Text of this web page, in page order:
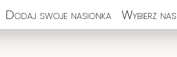
Dodaj swoje nasionka Wybierz